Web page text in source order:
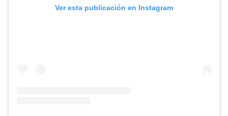
Ver esta publicación en Instagram